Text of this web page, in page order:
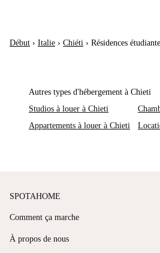
Début › Italie › Chiéti › Résidences
Autres types d'hébergement à Chieti
Studios à louer à Chieti
Appartements à louer à Chieti
SPOTAHOME
Comment ça marche
À propos de nous